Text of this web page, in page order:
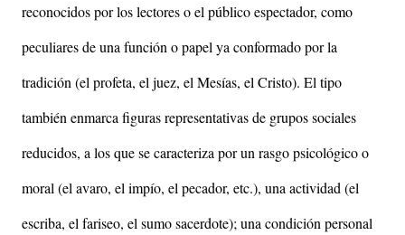
reconocidos por los lectores o el público espectador, como
peculiares de una función o papel ya conformado por la
tradición (el profeta, el juez, el Mesías, el Cristo). El tipo
también enmarca figuras representativas de grupos sociales
reducidos, a los que se caracteriza por un rasgo psicológico o
moral (el avaro, el impío, el pecador, etc.), una actividad (el
escriba, el fariseo, el sumo sacerdote); una condición personal